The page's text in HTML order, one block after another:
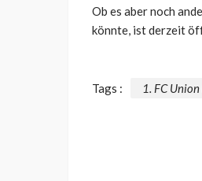
Ob es aber noch
könnte, ist derzeit
Tags : 1. FC